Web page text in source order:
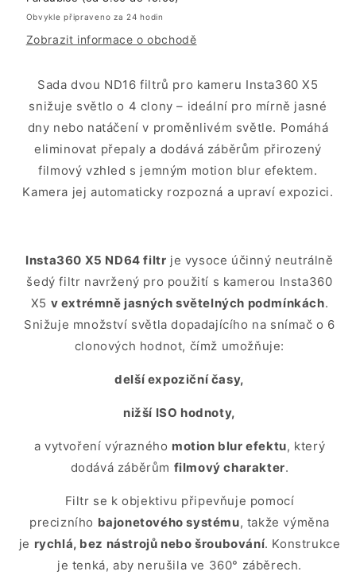
Obvykle připraveno za 24 hodin
Zobrazit informace o obchodě
Sada dvou ND16 filtrů pro kameru Insta360 X5
snižuje světlo o 4 clony – ideální pro mírně jasné
dny nebo natáčení v proměnlivém světle. Pomáhá
eliminovat přepaly a dodává záběrům přirozený
filmový vzhled s jemným motion blur efektem.
Kamera jej automaticky rozpozná a upraví expozici.
Insta360 X5 ND64 filtr je vysoce účinný neutrálně
šedý filtr navržený pro použití s kamerou Insta360
X5 v extrémně jasných světelných podmínkách.
Snižuje množství světla dopadajícího na snímač o 6
clonových hodnot, čímž umožňuje:
delší expoziční časy,
nižší ISO hodnoty,
a vytvoření výrazného motion blur efektu, který
dodává záběrům filmový charakter.
Filtr se k objektivu připevňuje pomocí
precizního bajonetového systému, takže výměna
je rychlá, bez nástrojů nebo šroubování. Konstrukce
je tenká, aby nerušila ve 360° záběrech.